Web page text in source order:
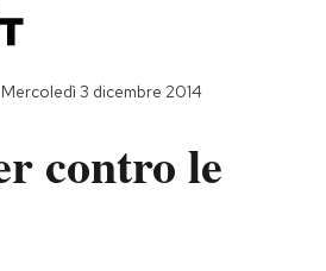
Mercoledì 3 dicembre 2014
contro le